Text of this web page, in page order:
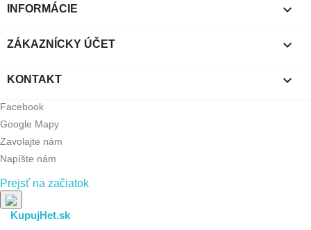
INFORMÁCIE 
ZÁKAZNÍCKY ÚČET 
KONTAKT 
Facebook
Google Mapy
Zavolajte nám
Napíšte nám
Prejsť na začiatok
KupujHet.sk